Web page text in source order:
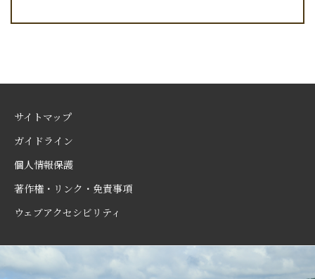
サイトマップ
ガイドライン
個人情報保護
著作権・リンク・免責事項
ウェブアクセシビリティ